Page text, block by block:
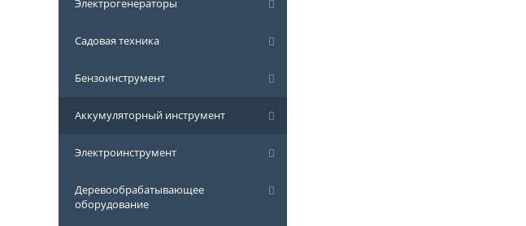
Электрогенераторы
Садовая техника
Бензоинструмент
Аккумуляторный инструмент
Электроинструмент
Деревообрабатывающее
оборудование